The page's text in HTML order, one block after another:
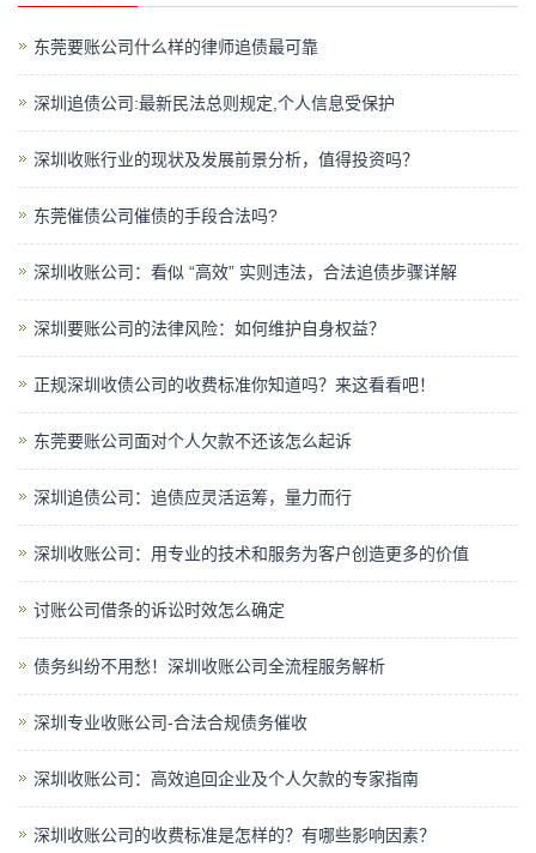
东莞要账公司什么样的律师追债最可靠
深圳追债公司:最新民法总则规定,个人信息受保护
深圳收账行业的现状及发展前景分析，值得投资吗？
东莞催债公司催债的手段合法吗?
深圳收账公司：看似 “高效” 实则违法，合法追债步骤详解
深圳要账公司的法律风险：如何维护自身权益？
正规深圳收债公司的收费标准你知道吗？来这看看吧！
东莞要账公司面对个人欠款不还该怎么起诉
深圳追债公司：追债应灵活运筹，量力而行
深圳收账公司：用专业的技术和服务为客户创造更多的价值
讨账公司借条的诉讼时效怎么确定
债务纠纷不用愁！深圳收账公司全流程服务解析
深圳专业收账公司-合法合规债务催收
深圳收账公司：高效追回企业及个人欠款的专家指南
深圳收账公司的收费标准是怎样的？有哪些影响因素？